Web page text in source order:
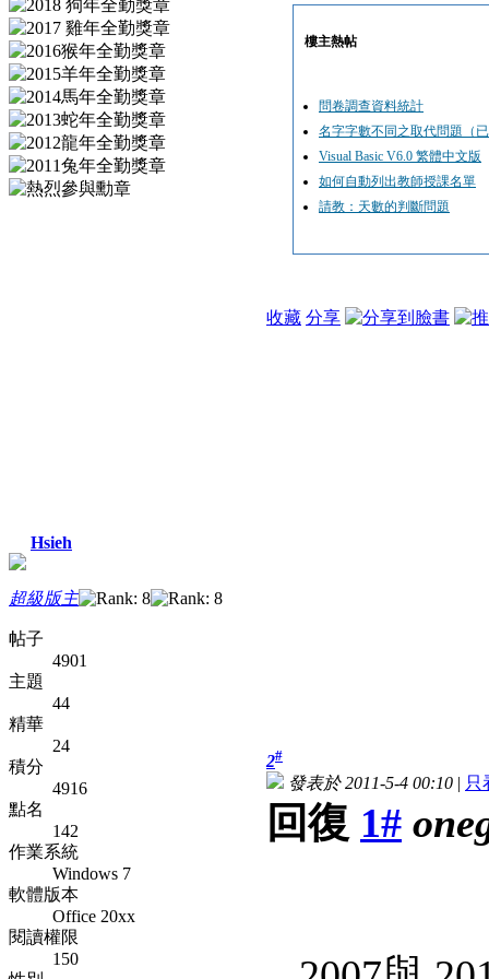
樓主熱帖
問卷調查資料統計
名字字數不同之取代問題（
Visual Basic V6.0 繁體中文版
如何自動列出教師授課名單
請教：天數的判斷問題
收藏 分享
Hsieh
超級版主
帖子
4901
主題
44
精華
24
積分
4916
點名
142
作業系統
Windows 7
軟體版本
Office 20xx
閱讀權限
150
2#
發表於 2011-5-4 00:10 | 只
回復 1#